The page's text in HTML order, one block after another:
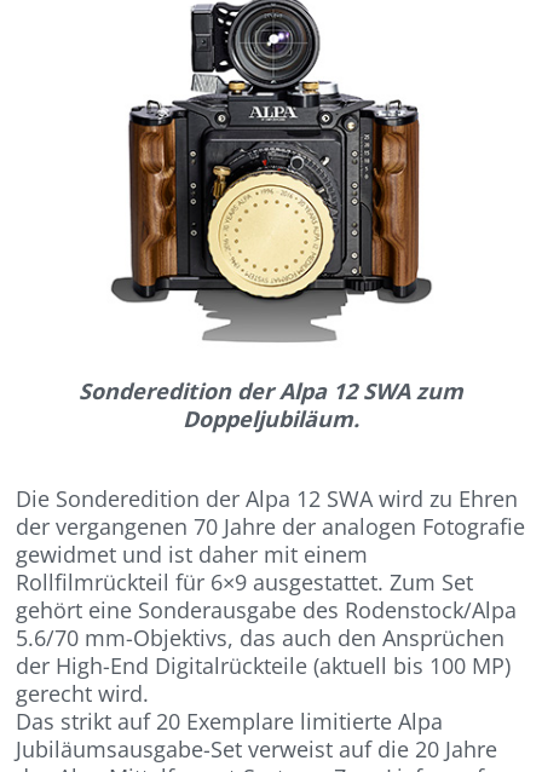
Sonderedition der Alpa 12 SWA zum
Doppeljubiläum.
Die Sonderedition der Alpa 12 SWA wird zu Ehren
der vergangenen 70 Jahre der analogen Fotografie
gewidmet und ist daher mit einem
Rollfilmrückteil für 6×9 ausgestattet. Zum Set
gehört eine Sonderausgabe des Rodenstock/Alpa
5.6/70 mm-Objektivs, das auch den Ansprüchen
der High-End Digitalrückteile (aktuell bis 100 MP)
gerecht wird.
Das strikt auf 20 Exemplare limitierte Alpa
Jubiläumsausgabe-Set verweist auf die 20 Jahre